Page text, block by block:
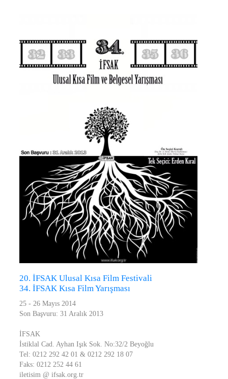
20. İFSAK Ulusal Kısa Film Festivali
34. İFSAK Kısa Film Yarışması
25 - 26 Mayıs 2014
Son Başvuru: 31 Aralık 2013
İFSAK
İstiklal Cad. Ayhan Işık Sok. No:32/2 Beyoğlu
Tel: 0212 292 42 01 & 0212 292 18 07
Faks: 0212 252 44 61
iletisim @ ifsak.org.tr